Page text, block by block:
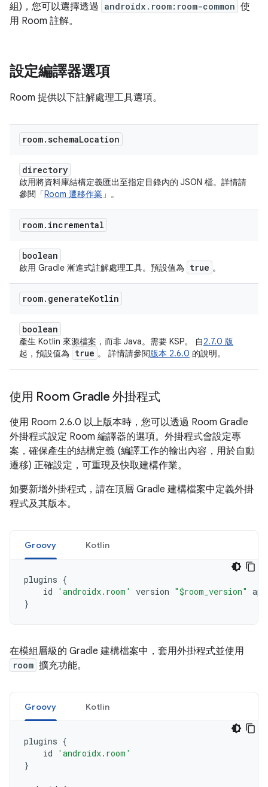
組)，您可以選擇透過 androidx.room:room-common 使
用 Room 註解。
設定編譯器選項
Room 提供以下註解處理工具選項。
room.schemaLocation
directory
啟用將資料庫結構定義匯出至指定目錄內的 JSON 檔。詳情請
參閱「Room 遷移作業 」。
room. incremental
boolean
啟用 Gradle 漸進式註解處理工具。預設值為 true 。
room. generateKotlin
boolean
產生 Kotlin 來源檔案，而非 Java。需要 KSP。 自2.7.0 版
起，預設值為
true 。 詳情請參閱版本 2.6.0 的說明。
使用 Room Gradle 外掛程式
使用 Room 2.6.0 以上版本時，您可以透過 Room Gradle
外掛程式設定 Room 編譯器的選項。外掛程式會設定專
案，確保產生的結構定義 (編譯工作的輸出內容，用於自動
遷移) 正確設定，可重現及快取建構作業。
如要新增外掛程式，請在頂層 Gradle 建構檔案中定義外掛
程式及其版本。
Groovy Kotlin
plugins {
id
'androidx.room' version "$room_version"
}
在模組層級的 Gradle 建構檔案中，套用外掛程式並使用
room 擴充功能。
Groovy Kotlin
plugins {
id
'androidx.room'
}